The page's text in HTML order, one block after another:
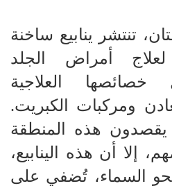
تنتشر ينابيع ساخنة
أمراض الجلد
العلاجية
ومركبات الكبريت.
يقصدون هذه المنطقة
إلا أن هذه الينابيع،
نحو السماء، تُضفي على